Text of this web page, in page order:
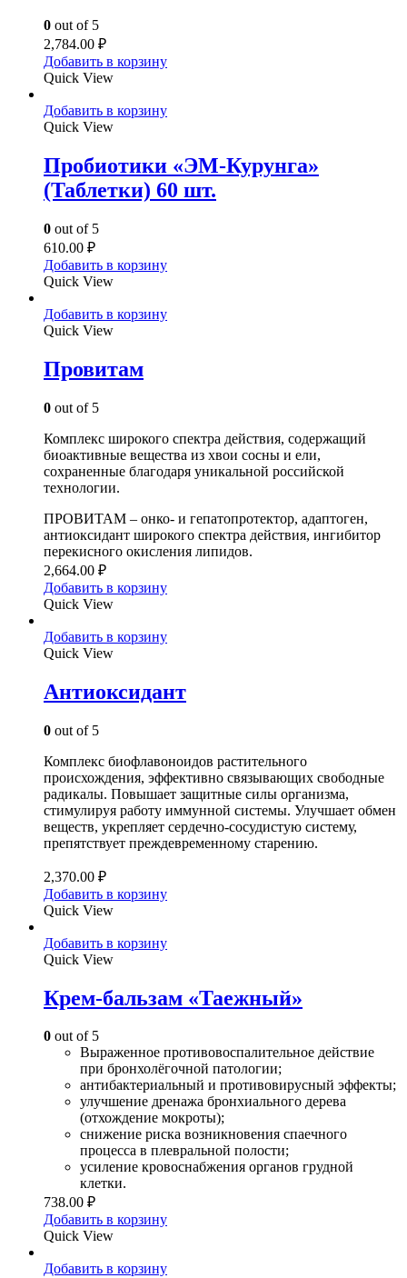
0 out of 5
2,784.00 ₽
Добавить в корзину
Quick View
Добавить в корзину
Quick View
Пробиотики «ЭМ-Курунга»
(Таблетки) 60 шт.
0 out of 5
610.00 ₽
Добавить в корзину
Quick View
Добавить в корзину
Quick View
Провитам
0 out of 5
Комплекс широкого спектра действия, содержащий
биоактивные вещества из хвои сосны и ели,
сохраненные благодаря уникальной российской
технологии.
ПРОВИТАМ – онко- и гепатопротектор, адаптоген,
антиоксидант широкого спектра действия, ингибитор
перекисного окисления липидов.
2,664.00 ₽
Добавить в корзину
Quick View
Добавить в корзину
Quick View
Антиоксидант
0 out of 5
Комплекс биофлавоноидов растительного
происхождения, эффективно связывающих свободные
радикалы. Повышает защитные силы организма,
стимулируя работу иммунной системы. Улучшает обмен
веществ, укрепляет сердечно-сосудистую систему,
препятствует преждевременному старению.
2,370.00 ₽
Добавить в корзину
Quick View
Добавить в корзину
Quick View
Крем-бальзам «Таежный»
0 out of 5
Выраженное противовоспалительное действие
при бронхолёгочной патологии;
антибактериальный и противовирусный эффекты;
улучшение дренажа бронхиального дерева
(отхождение мокроты);
снижение риска возникновения спаечного
процесса в плевральной полости;
усиление кровоснабжения органов грудной
клетки.
738.00 ₽
Добавить в корзину
Quick View
Добавить в корзину